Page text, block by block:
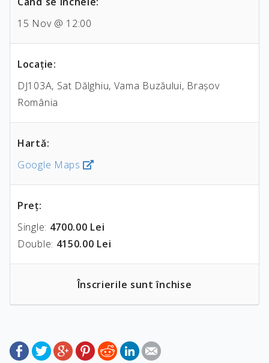
15 Nov @ 12:00
Locaţie:
DJ103A, Sat Dălghiu, Vama Buzăului, Brașov
România
Hartă:
Google Maps
Preţ:
Single: 4700.00 Lei
Double: 4150.00 Lei
Înscrierile sunt închise